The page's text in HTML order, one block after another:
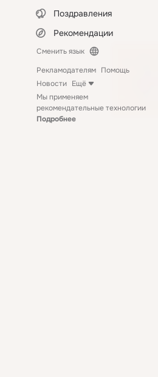
Поздравления
Рекомендации
Сменить язык
Рекламодателям Помощь
Новости Ещё
Мы применяем
рекомендательные технологии
Подробнее